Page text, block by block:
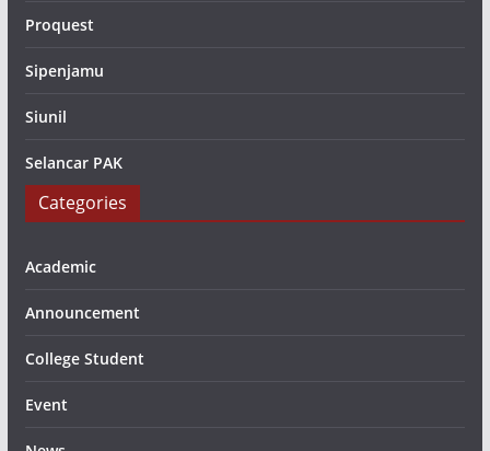
Proquest
Sipenjamu
Siunil
Selancar PAK
Categories
Academic
Announcement
College Student
Event